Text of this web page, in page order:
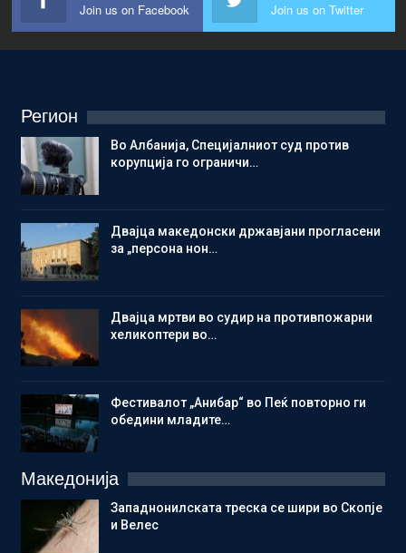
Join us on Facebook Join us on Twitter
Регион
Во Албанија, Специјалниот суд против
корупција го ограничи…
Двајца македонски државјани прогласени
за „персона нон…
Двајца мртви во судир на противпожарни
хеликоптери во…
Фестивалот „Анибар“ во Пеќ повторно ги
обедини младите…
Македонија
Западнонилската треска се шири во Скопје
и Велес